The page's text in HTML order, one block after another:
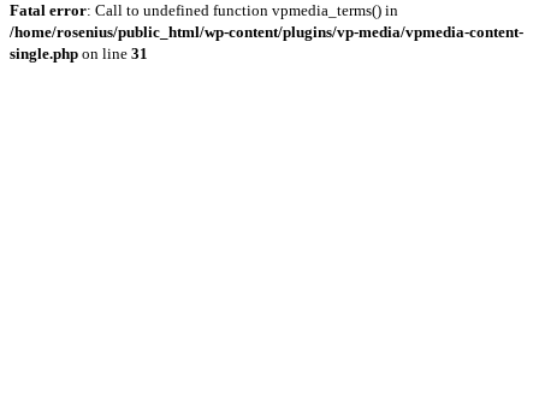
Fatal error: Call to undefined function vpmedia_terms() in
/home/rosenius/public_html/wp-content/plugins/vp-media/vpmedia-content-
single.php on line 31